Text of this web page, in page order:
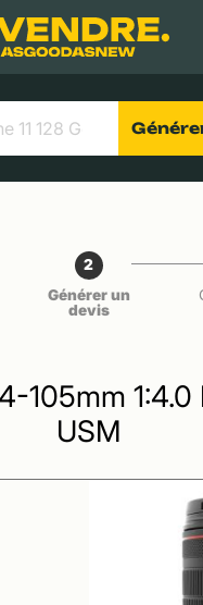
2
Générer un
devis
105mm 1:4.0
USM